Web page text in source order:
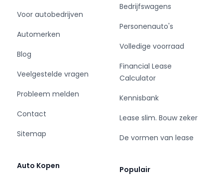
Voor autobedrijven
Automerken
Blog
Veelgestelde vragen
Probleem melden
Contact
Sitemap
Auto Kopen
Bedrijfswagens
Personenauto's
Volledige voorraad
Financial Lease
Calculator
Kennisbank
Lease slim. Bouw zeker
De vormen van lease
Populair